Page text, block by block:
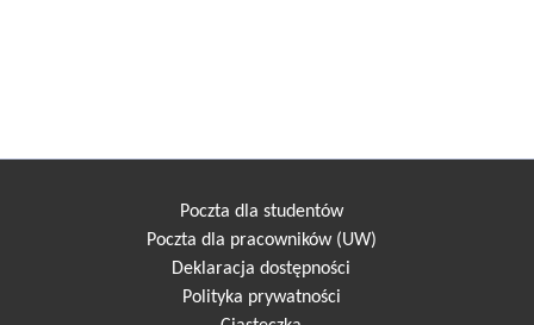
Poczta dla studentów
Poczta dla pracowników (UW)
Deklaracja dostępności
Polityka prywatności